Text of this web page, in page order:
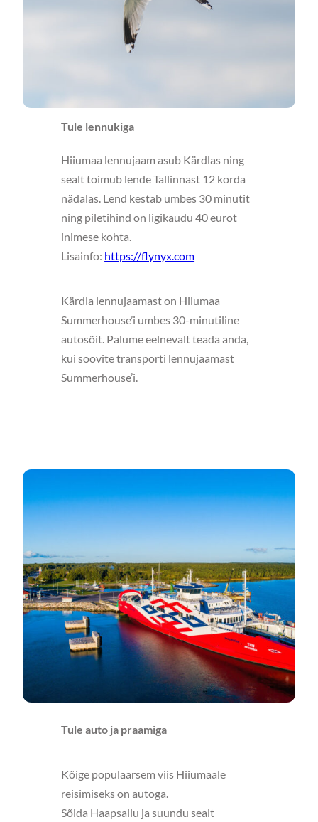
Tule lennukiga
Hiiumaa lennujaam asub Kärdlas ning
sealt toimub lende Tallinnast 12 korda
nädalas. Lend kestab umbes 30 minutit
ning piletihind on ligikaudu 40 eurot
inimese kohta.
Lisainfo: https://flynyx.com
Kärdla lennujaamast on Hiiumaa
Summerhouse’i umbes 30-minutiline
autosõit. Palume eelnevalt teada anda,
kui soovite transporti lennujaamast
Summerhouse’i.
Tule auto ja praamiga
Kõige populaarsem viis Hiiumaale
reisimiseks on autoga.
Sõida Haapsallu ja suundu sealt